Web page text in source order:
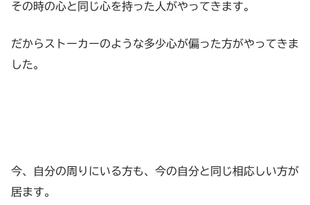
その時の心と同じ心を持った人がやってきます。
だからストーカーのような多少心が偏った方がやってきま
した。
今、自分の周りにいる方も、今の自分と同じ相応しい方が
居ます。